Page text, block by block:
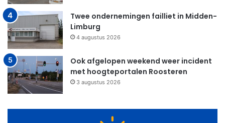
Twee ondernemingen failliet in Midden-
Limburg
4 augustus 2026
Ook afgelopen weekend weer incident
met hoogteportalen Roosteren
3 augustus 2026